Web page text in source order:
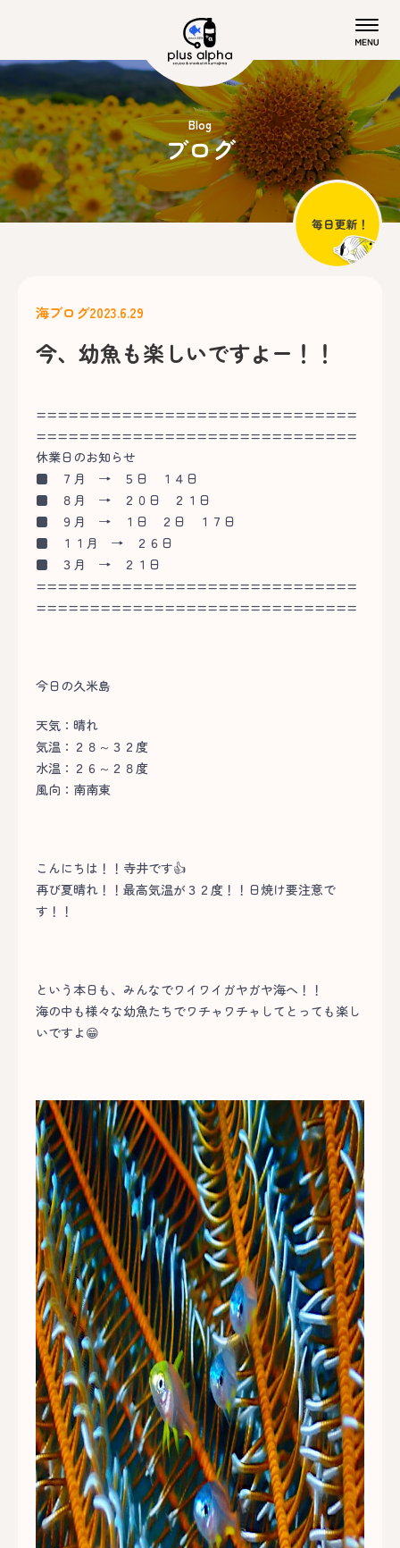
Blog
ブログ
海ブログ2023.6.29
今、幼魚も楽しいですよー！！
==============================
==============================
休業日のお知らせ
■ ７月 → ５日 １４日
■ ８月 → ２０日 ２１日
■ ９月 → １日 ２日 １７日
■ １１月 → ２６日
■ ３月 → ２１日
==============================
==============================
今日の久米島
天気：晴れ
気温：２８～３２度
水温：２６～２８度
風向：南南東
こんにちは！！寺井です👍
再び夏晴れ！！最高気温が３２度！！日焼け要注意で
す！！
という本日も、みんなでワイワイガヤガヤ海へ！！
海の中も様々な幼魚たちでワチャワチャしてとっても楽し
いですよ😁